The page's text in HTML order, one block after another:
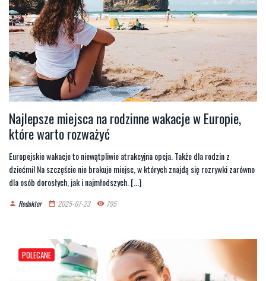
Najlepsze miejsca na rodzinne wakacje w Europie,
które warto rozważyć
Europejskie wakacje to niewątpliwie atrakcyjna opcja. Także dla rodzin z
dziećmi! Na szczęście nie brakuje miejsc, w których znajdą się rozrywki zarówno
dla osób dorosłych, jak i najmłodszych. [...]
person Redaktor date_range 2025-07-23 remove_red_eye 795
POLECANE